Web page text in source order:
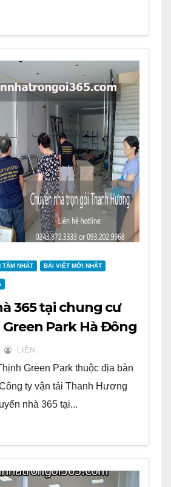
NHẤT BÀI VIẾT MỚI NHẤT
365 tại chung cư
Park Hà Đông
LIÊN
Green Park thuộc địa bàn
ty vận tải Thanh Hương
nhà 365 tại...